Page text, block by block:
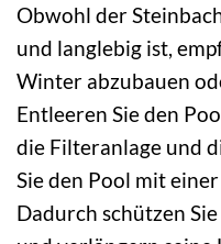
Obwohl der
und langlebig ist,
Winter abzubauen
Entleeren Sie den
die Filteranlage und
Sie den Pool mit
Dadurch schützen